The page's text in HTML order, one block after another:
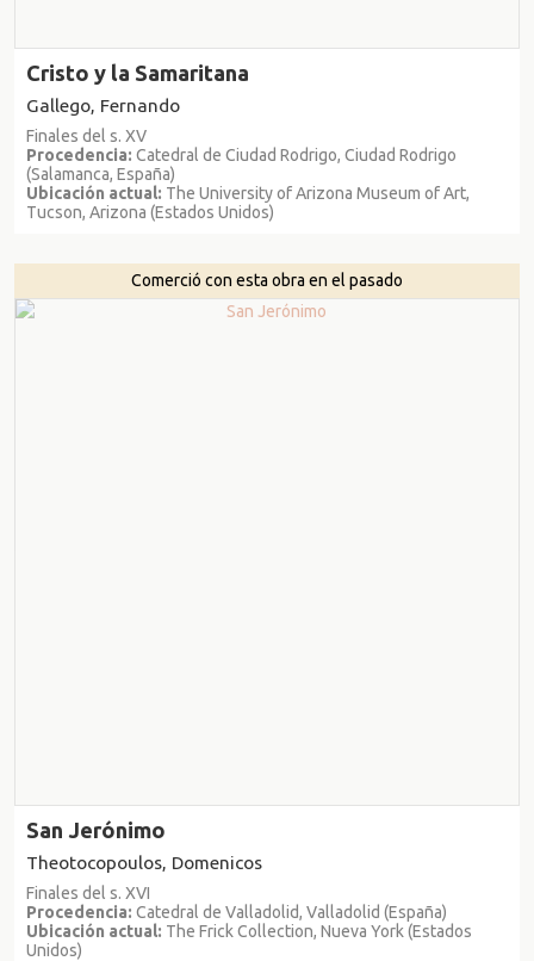
Cristo y la Samaritana
Gallego, Fernando
Finales del s. XV
Procedencia: Catedral de Ciudad Rodrigo, Ciudad Rodrigo
(Salamanca, España)
Ubicación actual: The University of Arizona Museum of Art,
Tucson, Arizona (Estados Unidos)
Comerció con esta obra en el pasado
San Jerónimo
Theotocopoulos, Domenicos
Finales del s. XVI
Procedencia: Catedral de Valladolid, Valladolid (España)
Ubicación actual: The Frick Collection, Nueva York (Estados
Unidos)